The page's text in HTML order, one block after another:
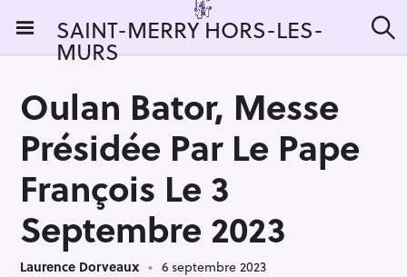
i
SAINT-MERRY HORS-LES-
MURS e
Oulan Bator, Messe
Présidée Par Le Pape
François Le 3
Septembre 2023
Laurence Dorveaux 6 septembre 2023